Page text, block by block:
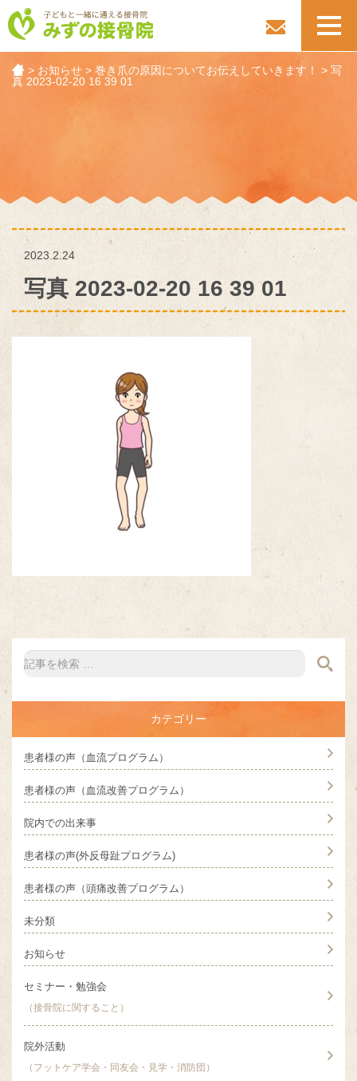
> お知らせ >巻き爪の原因についてお伝えしていきます！ >写
真 2023-02-20 16 39 01
2023.2.24
写真 2023-02-20 16 39 01
カテゴリー
患者様の声（血流プログラム）
患者様の声（血流改善プログラム）
院内での出来事
患者様の声(外反母趾プログラム)
患者様の声（頭痛改善プログラム）
未分類
お知らせ
セミナー・勉強会
（接骨院に関すること）
院外活動
（フットケア学会・同友会・見学・消防団）